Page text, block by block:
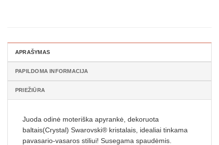
APRAŠYMAS
PAPILDOMA INFORMACIJA
PRIEŽIŪRA
Juoda odinė moteriška apyrankė, dekoruota
baltais(Crystal) Swarovski® kristalais, idealiai tinkama
pavasario-vasaros stiliui! Susegama spaudėmis.